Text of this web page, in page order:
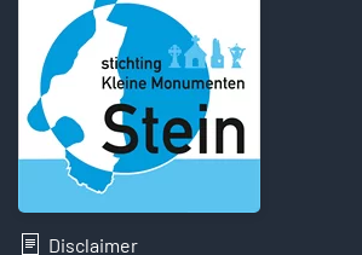
Disclaimer